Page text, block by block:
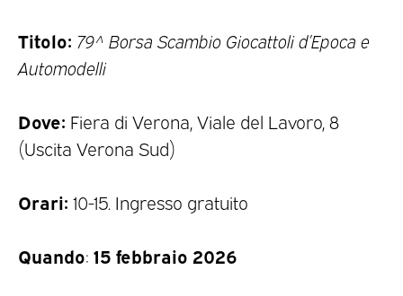
Titolo: 79^ Borsa Scambio Giocattoli d’Epoca e
Automodelli
Dove: Fiera di Verona, Viale del Lavoro, 8
(Uscita Verona Sud)
Orari: 10-15. Ingresso gratuito
Quando: 15 febbraio 2026